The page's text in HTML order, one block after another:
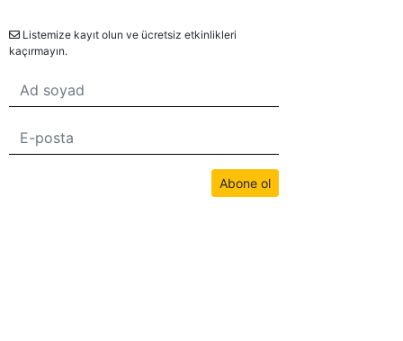
Utku S.
Umut Hoca ile çalıştım. Türkçe desteksiz iletişim
çalışmaya devam ettim. Sistemden çok memnunum.
Düzenli bir şekilde ders almak isteyen, İngilizceyi
hayatında bir engel olmaktan çıkartmak isteyen
Listemize kayıt olun ve ücretsiz etkinlikleri
kaçırmayın.
Abone ol